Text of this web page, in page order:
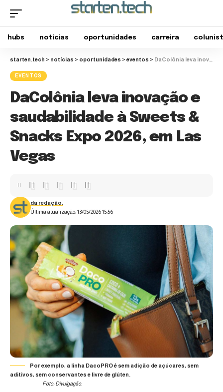
hubs notícias oportunidades carreira
starten.tech > notícias > oportunidades > eventos > DaColônia leva inovação e saudabilidade à Sweets & Snacks Expo 2026, em Las Vegas
EVENTOS
DaColônia leva inovação e
saudabilidade à Sweets &
Snacks Expo 2026, em Las
Vegas
Última atualização: 13/05/2026 15:56
da redação.
Por exemplo, a linha DacoPRO é sem adição de açúcares, sem
aditivos, sem conservantes e livre de glúten.
Foto: Divulgação.